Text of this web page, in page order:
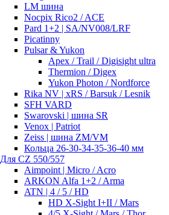
LM шина
Nocpix Rico2 / ACE
Pard 1+2 | SA/NV008/LRF
Picatinny
Pulsar & Yukon
Apex / Trail / Digisight ultra
Thermion / Digex
Yukon Photon / Nordforce
Rika NV | xRS / Barsuk / Lesnik
SFH VARD
Swarovski | шина SR
Venox | Patriot
Zeiss | шина ZM/VM
Кольца 26-30-34-35-36-40 мм
Для CZ 550/557
Aimpoint | Micro / Acro
ARKON Alfa 1+2 / Arma
ATN | 4 / 5 / HD
HD X-Sight I+II / Mars